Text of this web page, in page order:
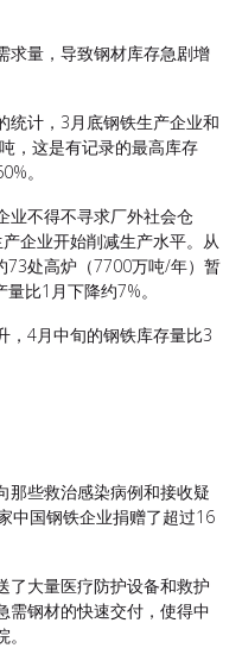
求量，导致钢材库存急剧增
统计，3月底钢铁生产企业和
，这是有记录的最高库存
。
业不得不寻求厂外社会仓
企业开始削减生产水平。从
73处高炉（7700万吨/年）暂
比1月下降约7%。
，4月中旬的钢铁库存量比3
那些救治感染病例和接收疑
中国钢铁企业捐赠了超过16
了大量医疗防护设备和救护
需钢材的快速交付，使得中